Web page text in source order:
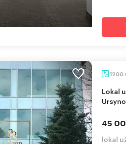
1200
Lokal usługowy 1200m2 z windą i parkingiem na
45
lokal